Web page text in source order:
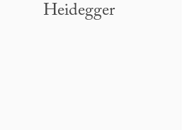
Heidegger